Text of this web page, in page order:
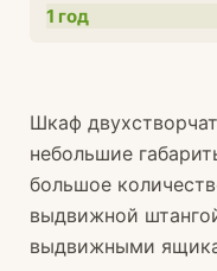
1 год
Шкаф
небольшие
большое
выдвижной
выдвижными